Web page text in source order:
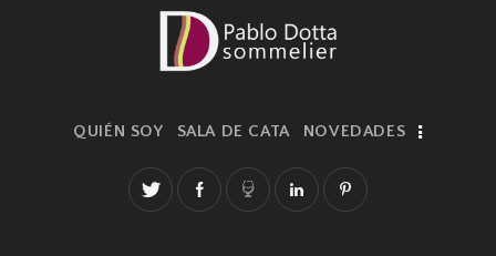
QUIÉN SOY SALA DE CATA NOVEDADES